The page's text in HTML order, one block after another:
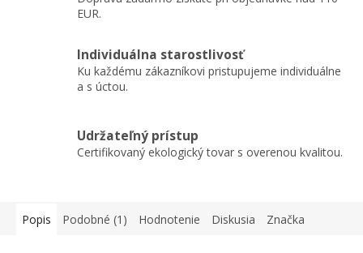
EUR.
Individuálna starostlivosť
Ku každému zákazníkovi pristupujeme individuálne
a s úctou.
Udržateľný prístup
Certifikovaný ekologický tovar s overenou kvalitou.
Popis Podobné (1) Hodnotenie Diskusia Značka